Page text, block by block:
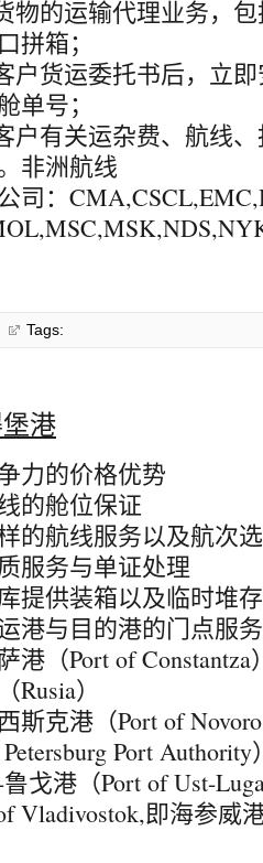
物的运输代理业务，
拼箱；
户货运委托书后，立
单号；
户有关运杂费、航线
非洲航线
司：
Tags:
港
力的价格优势
的舱位保证
的航线服务以及航次
服务与单证处理
提供装箱以及临时堆
港与目的港的门点服
港（Port of Constantza
Rusia）
斯克港（Port of
Petersburg Port Authority
戈港（Port of Ust-
of Vladivostok,即海参威